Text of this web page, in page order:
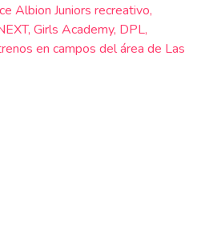
Albion Juniors recreativo,
Girls Academy, DPL,
en campos del área de Las